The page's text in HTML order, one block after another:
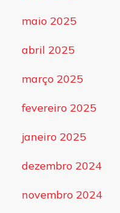
maio 2025
abril 2025
março 2025
fevereiro 2025
janeiro 2025
dezembro 2024
novembro 2024